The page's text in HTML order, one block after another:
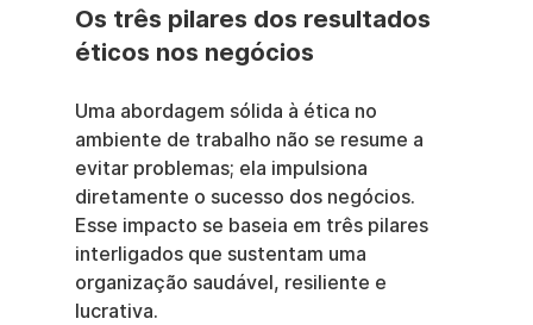
Os três pilares dos resultados
éticos nos negócios
Uma abordagem sólida à ética no
ambiente de trabalho não se resume a
evitar problemas; ela impulsiona
diretamente o sucesso dos negócios.
Esse impacto se baseia em três pilares
interligados que sustentam uma
organização saudável, resiliente e
lucrativa.